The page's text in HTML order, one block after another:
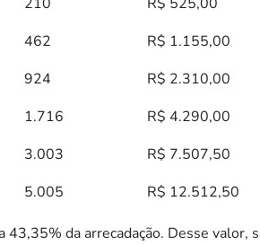
462
R$ 1.155,00
924
R$ 2.310,00
1.716
R$ 4.290,00
3.003
R$ 7.507,50
5.005 R$ 12.512,50
43,35% da arrecadação. Desse valor,